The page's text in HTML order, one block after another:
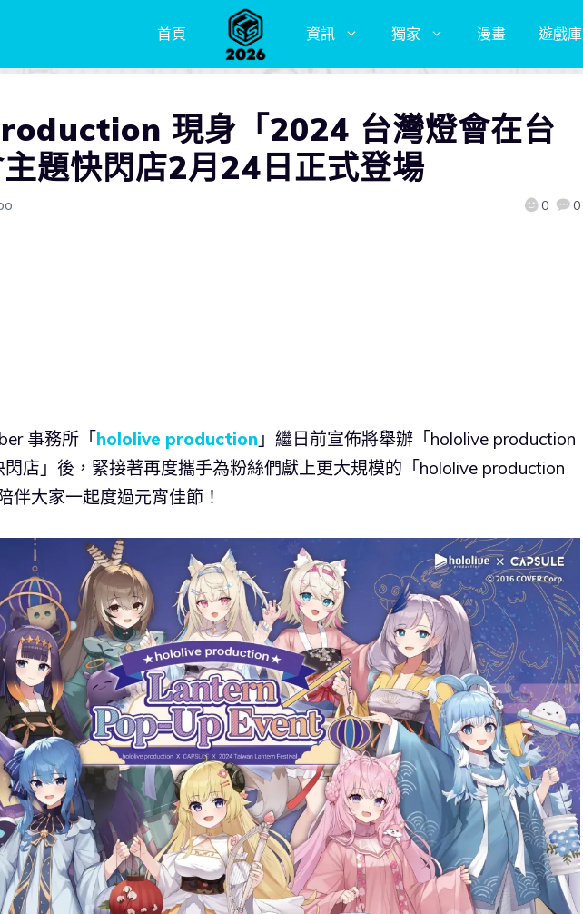
首頁 資訊 獨家 漫畫 遊戲庫
現身「2024 台灣燈會在台
題快閃店2月24日正式登場
0 0
事務所「hololive production 」繼日前宣佈將舉辦「hololive production
閃店」後，緊接著再度攜手為粉絲們獻上更大規模的「hololive production
伴大家一起度過元宵佳節！